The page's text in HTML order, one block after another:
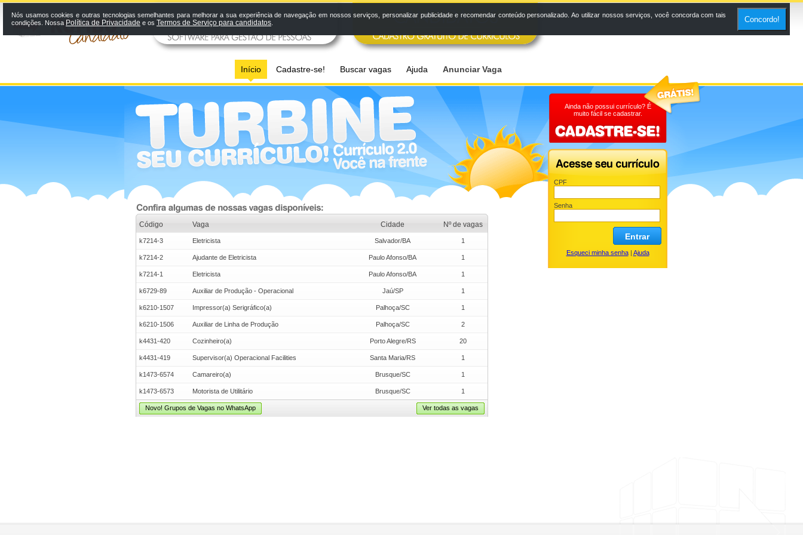
Início Cadastre-se! Buscar vagas Ajuda Anunciar Vaga
Ainda não possui currículo? É
muito fácil se cadastrar.
CPF
Senha
Entrar
Esqueci minha senha| Ajuda
Código Vaga Cidade Nº de vagas
k7214-3 Eletricista Salvador/BA 1
k7214-2 Ajudante de Eletricista Paulo Afonso/BA 1
k7214-1 Eletricista Paulo Afonso/BA 1
k6729-89 Auxiliar de Produção - Operacional Jaú/SP 1
k6210-1507 Impressor(a) Serigráfico(a) Palhoça/SC 1
k6210-1506 Auxiliar de Linha de Produção Palhoça/SC 2
k4431-420 Cozinheiro(a) Porto Alegre/RS 20
k4431-419 Supervisor(a) Operacional Facilities Santa Maria/RS 1
k1473-6574 Camareiro(a) Brusque/SC 1
k1473-6573 Motorista de Utilitário Brusque/SC 1
Novo! Grupos de Vagas no WhatsApp Ver todas as vagas
Nós usamos cookies e outras tecnologias semelhantes para melhorar a sua experiência de navegação em nossos serviços, personalizar publicidade e recomendar conteúdo personalizado. Ao utilizar nossos serviços, você concorda com tais
condições. Nossa Política de Privacidade e os Termos de Serviço para candidatos Concordo!